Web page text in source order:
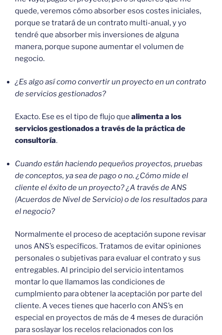
quede, veremos cómo absorber esos costes iniciales,
porque se tratará de un contrato multi-anual, y yo
tendré que absorber mis inversiones de alguna
manera, porque supone aumentar el volumen de
negocio.
¿Es algo así como convertir un proyecto en un contrato
de servicios gestionados?
Exacto. Ese es el tipo de flujo que alimenta a los
servicios gestionados a través de la práctica de
consultoría.
Cuando están haciendo pequeños proyectos, pruebas
de conceptos, ya sea de pago o no. ¿Cómo mide el
cliente el éxito de un proyecto? ¿A través de ANS
(Acuerdos de Nivel de Servicio) o de los resultados para
el negocio?
Normalmente el proceso de aceptación supone revisar
unos ANS’s específicos. Tratamos de evitar opiniones
personales o subjetivas para evaluar el contrato y sus
entregables. Al principio del servicio intentamos
montar lo que llamamos las condiciones de
cumplmiento para obtener la aceptación por parte del
cliente. A veces tienes que hacerlo con ANS’s en
especial en proyectos de más de 4 meses de duración
para soslayar los recelos relacionados con los